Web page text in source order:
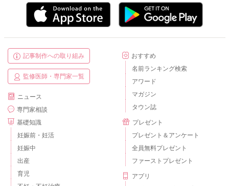
記事制作への取り組み
監修医師・専門家一覧
ニュース
専門家相談
基礎知識
妊娠前・妊活
妊娠中
出産
育児
おすすめ
名前ランキング検索
アワード
マガジン
タウン誌
プレゼント
プレゼント＆アンケート
全員無料プレゼント
ファーストプレゼント
アプリ